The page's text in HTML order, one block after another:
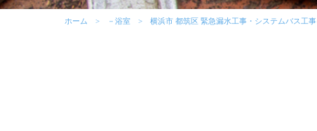
ホーム －浴室 横浜市 都筑区 緊急漏水工事・システムバス工事